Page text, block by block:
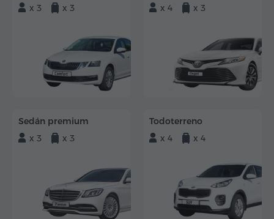
x 3
x 3
x 4
x 3
Sedán premium
x 3
x 3
Todoterreno
x 4
x 4